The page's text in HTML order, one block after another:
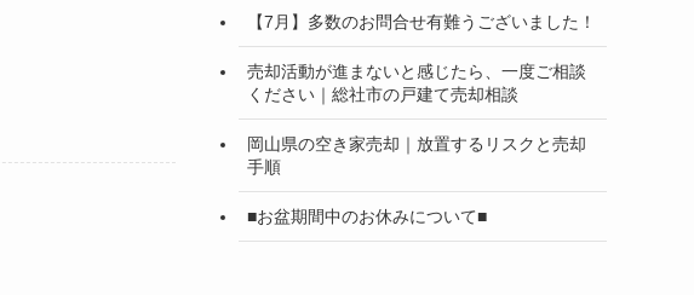
【7月】多数のお問合せ有難うございました！
売却活動が進まないと感じたら、一度ご相談
ください｜総社市の戸建て売却相談
岡山県の空き家売却｜放置するリスクと売却
手順
■お盆期間中のお休みについて■